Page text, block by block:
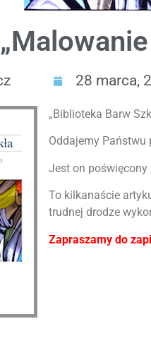
28 marca,
„Biblioteka Barw
Oddajemy Państwu
Jest on poświęcony
To kilkanaście
trudnej drodze
Zapraszamy do